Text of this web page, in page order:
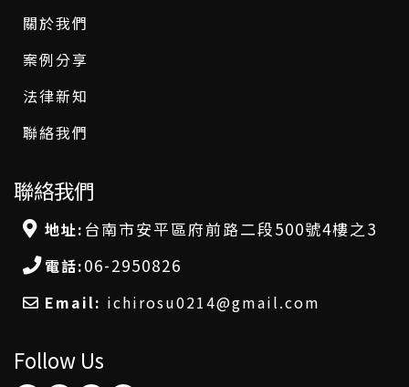
關於我們
案例分享
法律新知
聯絡我們
聯絡我們
地址: 台南市安平區府前路二段500號4樓之3
電話:06-2950826
Email: ichirosu0214@gmail.com
Follow Us